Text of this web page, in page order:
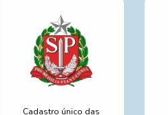
Cadastro único das